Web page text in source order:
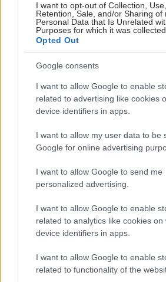
I want to opt-out of Collection, Use,
Retention, Sale, and/or Sharing of
Personal Data that Is Unrelated
Purposes for which it was collected.
Opted Out
Google consents
I want to allow Google to enable
related to advertising like cookies
device identifiers in apps.
I want to allow my user data to be
Google for online advertising
I want to allow Google to send me
personalized advertising.
I want to allow Google to enable
related to analytics like cookies on
device identifiers in apps.
I want to allow Google to enable
related to functionality of the